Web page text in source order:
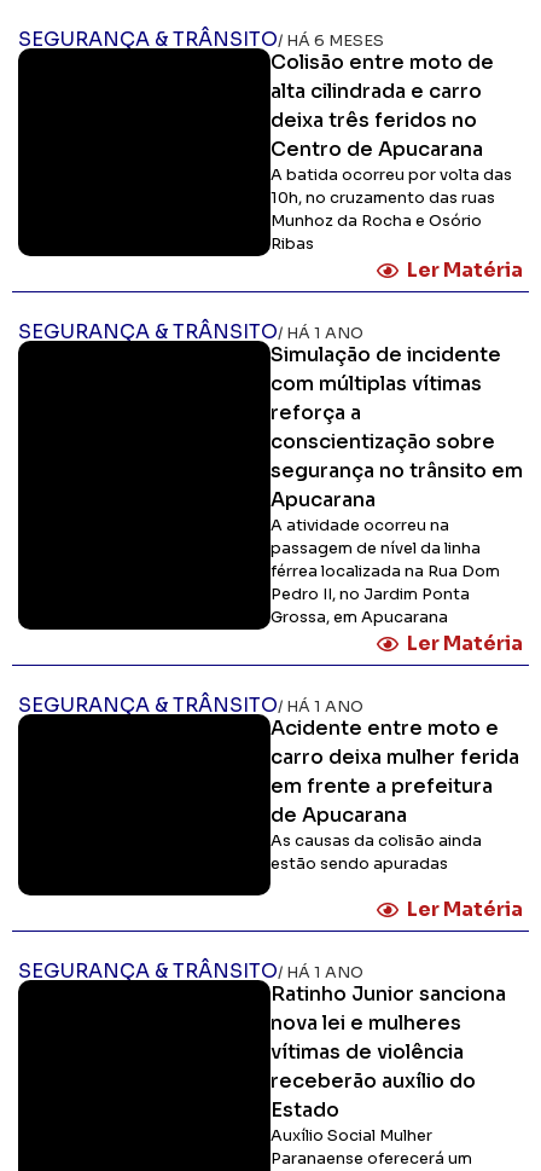
SEGURANÇA & TRÂNSITO/ HÁ 6 MESES
Colisão entre moto de
alta cilindrada e carro
deixa três feridos no
Centro de Apucarana
A batida ocorreu por volta das
10h, no cruzamento das ruas
Munhoz da Rocha e Osório
Ribas
Ler Matéria
SEGURANÇA & TRÂNSITO/ HÁ 1 ANO
Simulação de incidente
com múltiplas vítimas
reforça a
conscientização sobre
segurança no trânsito em
Apucarana
A atividade ocorreu na
passagem de nível da linha
férrea localizada na Rua Dom
Pedro II, no Jardim Ponta
Grossa, em Apucarana
Ler Matéria
SEGURANÇA & TRÂNSITO/ HÁ 1 ANO
Acidente entre moto e
carro deixa mulher ferida
em frente a prefeitura
de Apucarana
As causas da colisão ainda
estão sendo apuradas
Ler Matéria
SEGURANÇA & TRÂNSITO/ HÁ 1 ANO
Ratinho Junior sanciona
nova lei e mulheres
vítimas de violência
receberão auxílio do
Estado
Auxílio Social Mulher
Paranaense oferecerá um